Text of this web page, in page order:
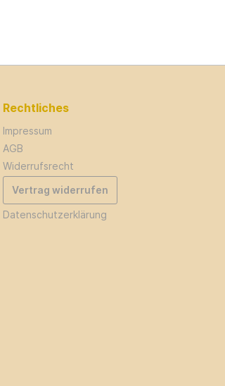
Rechtliches
Impressum
AGB
Widerrufsrecht
Vertrag widerrufen
Datenschutzerklärung